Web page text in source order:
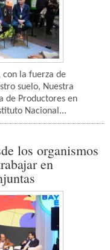
con la fuerza de
suelo, Nuestra
de Productores en
Nacional...
los organismos
en